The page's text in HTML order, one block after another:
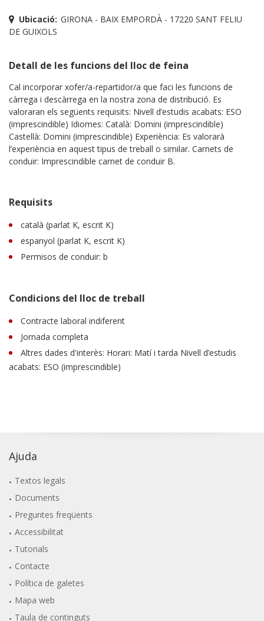
Ubicació: GIRONA - BAIX EMPORDÀ - 17220 SANT FELIU
DE GUIXOLS
Detall de les funcions del lloc de feina
Cal incorporar xofer/a-repartidor/a que faci les funcions de
càrrega i descàrrega en la nostra zona de distribució. Es
valoraran els següents requisits: Nivell d’estudis acabats: ESO
(imprescindible) Idiomes: Català: Domini (imprescindible)
Castellà: Domini (imprescindible) Experiència: Es valorarà
l’experiència en aquest tipus de treball o similar. Carnets de
conduir: Imprescindible carnet de conduir B.
Requisits
català (parlat K, escrit K)
espanyol (parlat K, escrit K)
Permisos de conduir: b
Condicions del lloc de treball
Contracte laboral indiferent
Jornada completa
Altres dades d'interès: Horari: Matí i tarda Nivell d’estudis
acabats: ESO (imprescindible)
Ajuda
Textos legals
Documents
Preguntes freqüents
Accessibilitat
Tutorials
Contacte
Política de galetes
Mapa web
Taula de continguts